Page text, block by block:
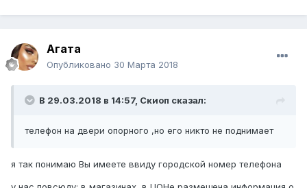
Агата
Опубликовано 30 Марта 2018
В 29.03.2018 в 14:57, Скиоп сказал:
телефон на двери опорного ,но его никто не поднимает
я так понимаю Вы имеете ввиду городской номер телефона